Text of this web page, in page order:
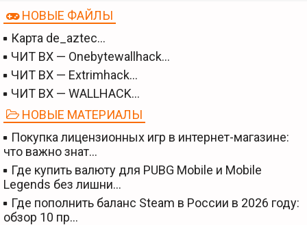
НОВЫЕ ФАЙЛЫ
Карта de_aztec…
ЧИТ BX — Onebytewallhack…
ЧИТ BX — Extrimhack…
ЧИТ BX — WALLHACK…
НОВЫЕ МАТЕРИАЛЫ
Покупка лицензионных игр в интернет-магазине:
что важно знат…
Где купить валюту для PUBG Mobile и Mobile
Legends без лишни…
Где пополнить баланс Steam в России в 2026 году:
обзор 10 пр…